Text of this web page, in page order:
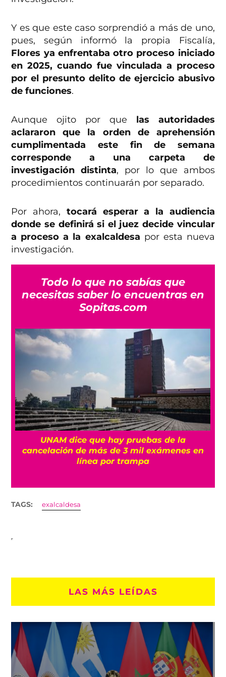
Y es que este caso sorprendió a más de uno,
pues, según informó la propia Fiscalía,
Flores ya enfrentaba otro proceso iniciado
en 2025, cuando fue vinculada a proceso
por el presunto delito de ejercicio abusivo
de funciones.
Aunque ojito por que las autoridades
aclararon que la orden de aprehensión
cumplimentada este fin de semana
corresponde a una carpeta de
investigación distinta, por lo que ambos
procedimientos continuarán por separado.
Por ahora, tocará esperar a la audiencia
donde se definirá si el juez decide vincular
a proceso a la exalcaldesa por esta nueva
investigación.
Todo lo que no sabías que
necesitas saber lo encuentras en
Sopitas.com
UNAM dice que hay pruebas de la
cancelación de más de 3 mil exámenes en
línea por trampa
TAGS: exalcaldesa
LAS MÁS LEÍDAS